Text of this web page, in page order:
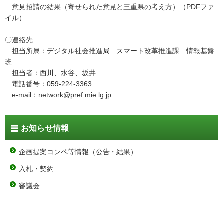
意見招請の結果（寄せられた意見と三重県の考え方）（PDFファ
イル）
〇連絡先
担当所属：デジタル社会推進局 スマート改革推進課 情報基盤
班
担当者：西川、水谷、坂井
電話番号：059-224-3363
e-mail： network@pref.mie.lg.jp
お知らせ情報
企画提案コンペ等情報（公告・結果）
入札・契約
審議会